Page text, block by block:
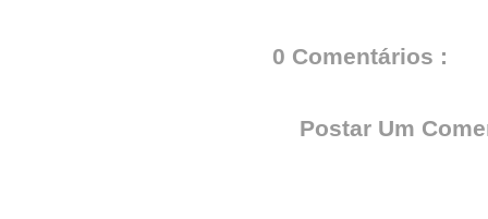
0 Comentários :
Postar Um